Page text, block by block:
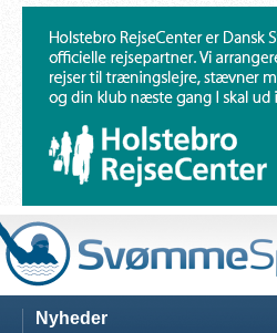
Nyheder